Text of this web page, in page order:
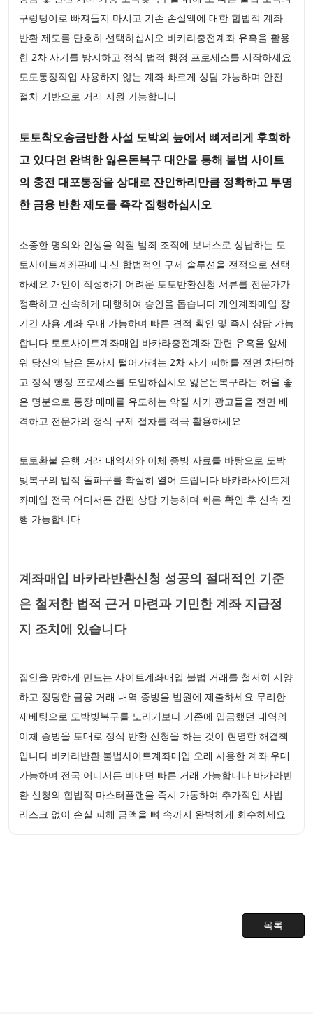
구렁텅이로 빠져들지 마시고 기존 손실액에 대한 합법적 계좌
반환 제도를 단호히 선택하십시오 바카라충전계좌 유혹을 활용
한 2차 사기를 방지하고 정식 법적 행정 프로세스를 시작하세요
토토통장작업 사용하지 않는 계좌 빠르게 상담 가능하며 안전
절차 기반으로 거래 지원 가능합니다
토토착오송금반환 사설 도박의 늪에서 뼈저리게 후회하
고 있다면 완벽한 잃은돈복구 대안을 통해 불법 사이트
의 충전 대포통장을 상대로 잔인하리만큼 정확하고 투명
한 금융 반환 제도를 즉각 집행하십시오
소중한 명의와 인생을 악질 범죄 조직에 보너스로 상납하는 토
토사이트계좌판매 대신 합법적인 구제 솔루션을 전적으로 선택
하세요 개인이 작성하기 어려운 토토반환신청 서류를 전문가가
정확하고 신속하게 대행하여 승인을 돕습니다 개인계좌매입 장
기간 사용 계좌 우대 가능하며 빠른 견적 확인 및 즉시 상담 가능
합니다 토토사이트계좌매입 바카라충전계좌 관련 유혹을 앞세
워 당신의 남은 돈까지 털어가려는 2차 사기 피해를 전면 차단하
고 정식 행정 프로세스를 도입하십시오 잃은돈복구라는 허울 좋
은 명분으로 통장 매매를 유도하는 악질 사기 광고들을 전면 배
격하고 전문가의 정식 구제 절차를 적극 활용하세요
토토환불 은행 거래 내역서와 이체 증빙 자료를 바탕으로 도박
빚복구의 법적 돌파구를 확실히 열어 드립니다 바카라사이트계
좌매입 전국 어디서든 간편 상담 가능하며 빠른 확인 후 신속 진
행 가능합니다
계좌매입 바카라반환신청 성공의 절대적인 기준
은 철저한 법적 근거 마련과 기민한 계좌 지급정
지 조치에 있습니다
집안을 망하게 만드는 사이트계좌매입 불법 거래를 철저히 지양
하고 정당한 금융 거래 내역 증빙을 법원에 제출하세요 무리한
재베팅으로 도박빚복구를 노리기보다 기존에 입금했던 내역의
이체 증빙을 토대로 정식 반환 신청을 하는 것이 현명한 해결책
입니다 바카라반환 불법사이트계좌매입 오래 사용한 계좌 우대
가능하며 전국 어디서든 비대면 빠른 거래 가능합니다 바카라반
환 신청의 합법적 마스터플랜을 즉시 가동하여 추가적인 사법
리스크 없이 손실 피해 금액을 뼈 속까지 완벽하게 회수하세요
목록